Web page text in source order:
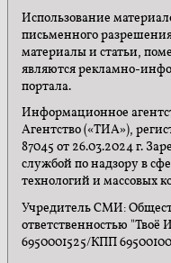
Использование
письменного
материалы и статьи,
являются рекламно-
портала.
Информационное
Агентство («ТИА»),
87045 от 26.03.2024 г.
службой по надзору в
технологий и массовых
Учредитель СМИ:
ответственностью
6950001525/КПП